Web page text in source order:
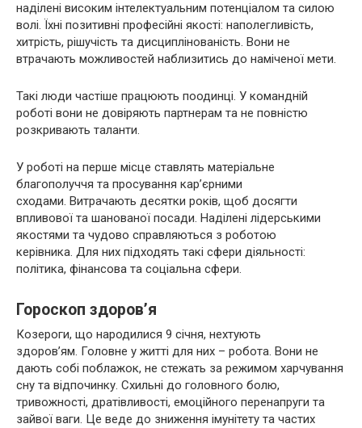
наділені високим інтелектуальним потенціалом та силою
волі. Їхні позитивні професійні якості: наполегливість,
хитрість, рішучість та дисциплінованість. Вони не
втрачають можливостей наблизитись до наміченої мети.
Такі люди частіше працюють поодинці. У командній
роботі вони не довіряють партнерам та не повністю
розкривають таланти.
У роботі на перше місце ставлять матеріальне
благополуччя та просування кар’єрними
сходами. Витрачають десятки років, щоб досягти
впливової та шанованої посади. Наділені лідерськими
якостями та чудово справляються з роботою
керівника. Для них підходять такі сфери діяльності:
політика, фінансова та соціальна сфери.
Гороскоп здоров’я
Козероги, що народилися 9 січня, нехтують
здоров’ям. Головне у житті для них – робота. Вони не
дають собі поблажок, не стежать за режимом харчування
сну та відпочинку. Схильні до головного болю,
тривожності, дратівливості, емоційного перенапруги та
зайвої ваги. Це веде до зниження імунітету та частих